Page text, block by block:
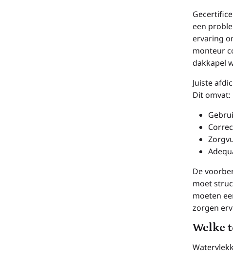
een
ervaring
monteur
dakkapel
Juiste
Dit omvat:
De
moet
moeten
zorgen
Welke